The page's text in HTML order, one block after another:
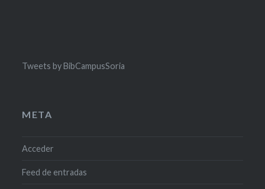
Tweets by BibCampusSoria
META
Acceder
Feed de entradas